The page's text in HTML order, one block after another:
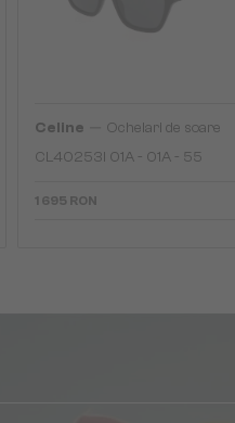
Celine
Ochelari de soare
CL40253I 01A - 01A - 55
1 695 RON